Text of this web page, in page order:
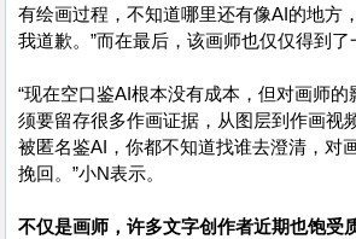
有绘画过程，不知道哪里还有像AI的地方
我道歉。”而在最后，该画师也仅仅得到了
“现在空口鉴AI根本没有成本，但对画师
须要留存很多作画证据，从图层到作画视
被匿名鉴AI，你都不知道找谁去澄清，对
挽回。”小N表示。
不仅是画师，许多文字创作者近期也饱受